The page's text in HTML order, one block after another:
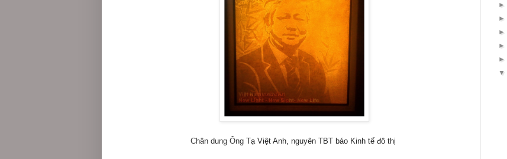
Chân dung ÔngTạ Việt Anh, nguyên TBT báo Kinh tế đô thị
►
►
►
►
►
▼